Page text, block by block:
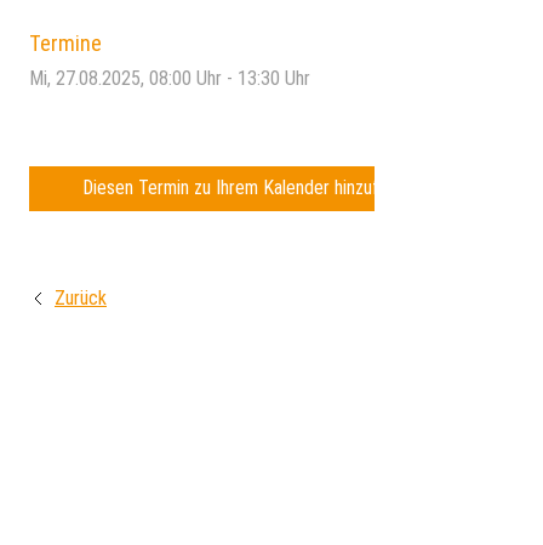
Termine
Mi, 27.08.2025, 08:00 Uhr - 13:30 Uhr
Diesen Termin zu Ihrem Kalender hinzufügen
Zurück